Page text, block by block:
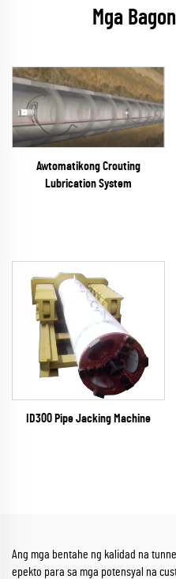
Mga
Awtomatikong Crouting
Lubrication System
ID300 Pipe Jacking Machine
Ang mga bentahe ng kalidad na
epekto para sa mga potensyal na